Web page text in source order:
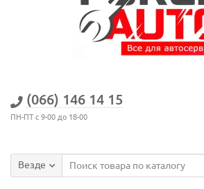
(066) 146 14 15
ПН-ПТ с 9-00 до 18-00
Везде